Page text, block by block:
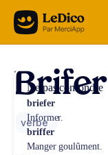
Aller au contenu
Brifer
verbe
Ne pas confondre
briefer
Informer.
briffer
Manger goulûment.